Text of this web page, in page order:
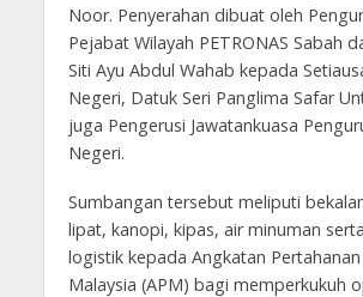
Noor. Penyerahan dibuat oleh
Pejabat Wilayah PETRONAS Sabah
Siti Ayu Abdul Wahab kepada
Negeri, Datuk Seri Panglima Safar
juga Pengerusi Jawatankuasa
Negeri.
Sumbangan tersebut meliputi
lipat, kanopi, kipas, air minuman
logistik kepada Angkatan
Malaysia (APM) bagi memperkukuh